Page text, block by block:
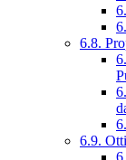
6.8.
6.9.